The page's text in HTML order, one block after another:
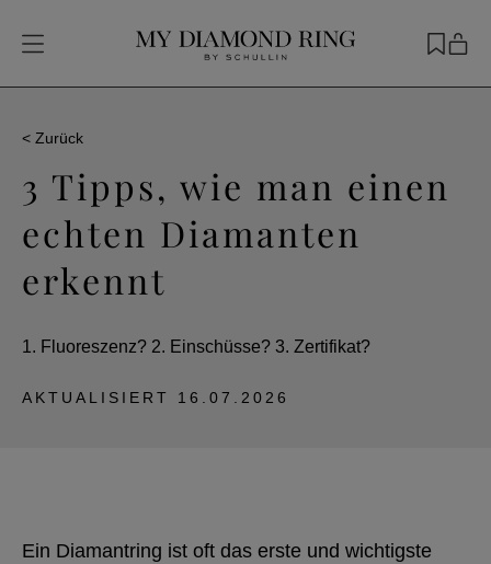
< Zurück
3 Tipps, wie man einen
echten Diamanten
erkennt
1. Fluoreszenz? 2. Einschüsse? 3. Zertifikat?
AKTUALISIERT 16.07.2026
Ein Diamantring ist oft das erste und wichtigste